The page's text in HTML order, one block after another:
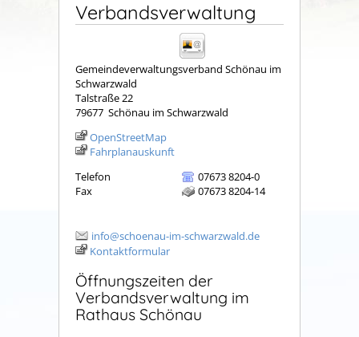
Verbandsverwaltung
Gemeindeverwaltungsverband Schönau im
Schwarzwald
Talstraße 22
79677 Schönau im Schwarzwald
OpenStreetMap
Fahrplanauskunft
Telefon
07673 8204-0
Fax
07673 8204-14
info@schoenau-im-schwarzwald.de
Kontaktformular
Öffnungszeiten der
Verbandsverwaltung im
Rathaus Schönau